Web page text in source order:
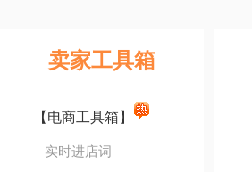
卖家工具箱
【电商工具箱】
实时进店词